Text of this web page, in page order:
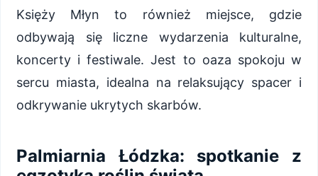
Księży Młyn to również miejsce, gdzie
odbywają się liczne wydarzenia kulturalne,
koncerty i festiwale. Jest to oaza spokoju w
sercu miasta, idealna na relaksujący spacer i
odkrywanie ukrytych skarbów.
Palmiarnia Łódzka: spotkanie z